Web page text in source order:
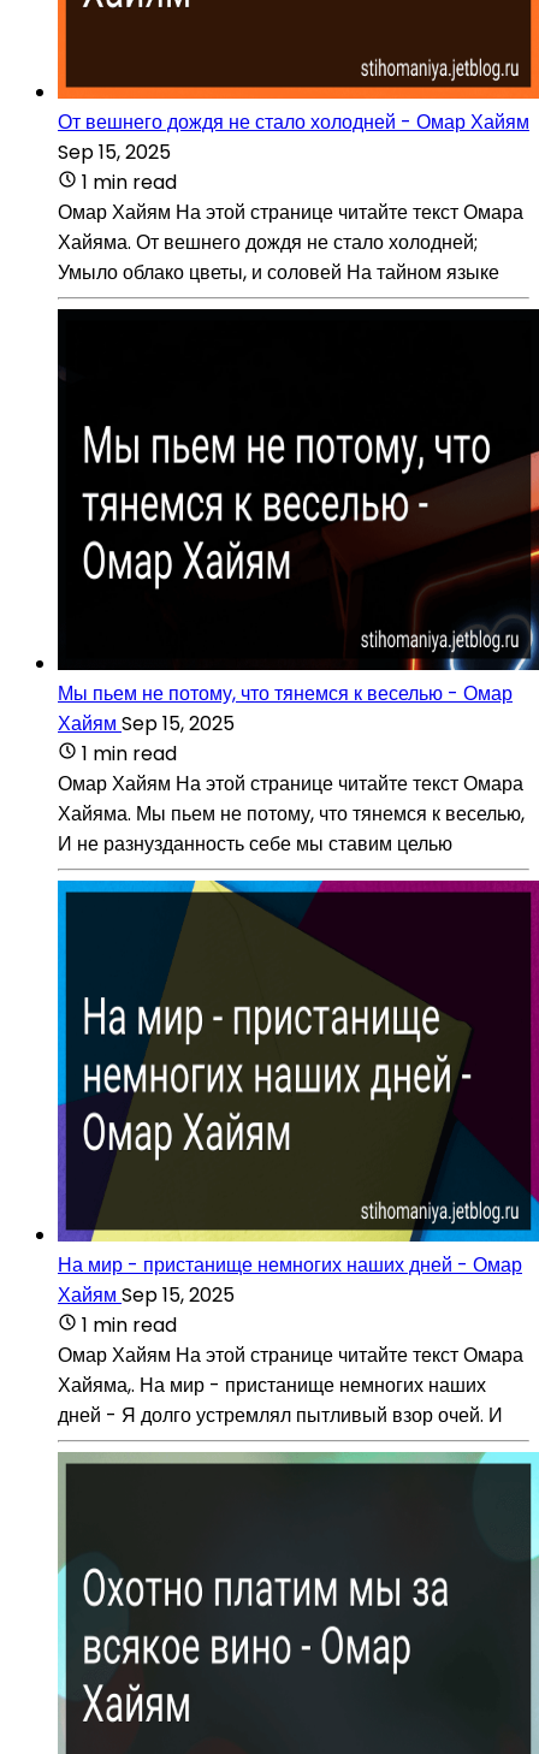
От вешнего дождя не стало холодней - Омар Хайям
Sep 15, 2025
1 min read
Омар Хайям На этой странице читайте текст Омара
Хайяма. От вешнего дождя не стало холодней;
Умыло облако цветы, и соловей На тайном языке
Мы пьем не потому, что тянемся к веселью - Омар
Хайям Sep 15, 2025
1 min read
Омар Хайям На этой странице читайте текст Омара
Хайяма. Мы пьем не потому, что тянемся к веселью,
И не разнузданность себе мы ставим целью
На мир - пристанище немногих наших дней - Омар
Хайям Sep 15, 2025
1 min read
Омар Хайям На этой странице читайте текст Омара
Хайяма,. На мир - пристанище немногих наших
дней - Я долго устремлял пытливый взор очей. И